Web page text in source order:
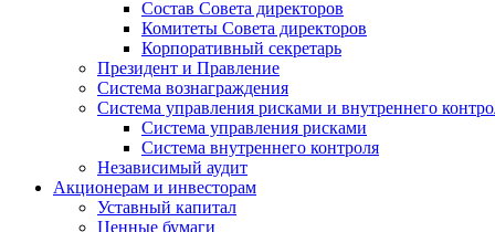
Состав Совета директоров
Комитеты Совета директоров
Корпоративный секретарь
Президент и Правление
Система вознаграждения
Система управления рисками и внутреннего
Система управления рисками
Система внутреннего контроля
Независимый аудит
Акционерам и инвесторам
Уставный капитал
Ценные бумаги